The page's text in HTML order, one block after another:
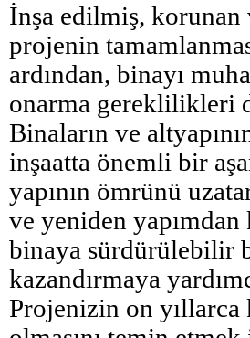
İnşa edilmiş, korunan
projenin
ardından, binayı
onarma gereklilikleri
Binaların ve
inşaatta önemli bir
yapının ömrünü
ve yeniden
binaya sürdürülebilir
kazandırmaya
Projenizin on